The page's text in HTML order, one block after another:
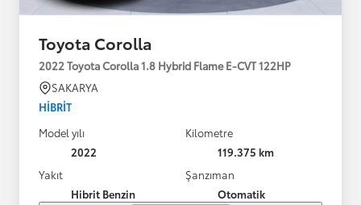
Toyota Corolla
2022 Toyota Corolla 1.8 Hybrid Flame E-CVT 122HP
SAKARYA
HIBRIT
Model yılı
2022
Kilometre
119.375 km
Yakıt
Hibrit Benzin
Şanzıman
Otomatik